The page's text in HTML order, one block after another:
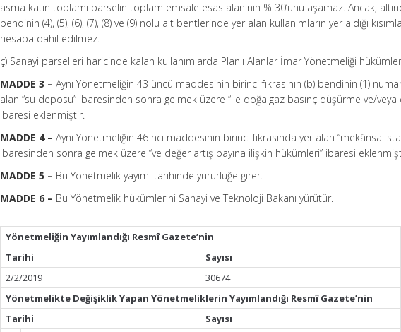
asma katın toplamı parselin toplam emsale esas alanının % 30’unu aşamaz. Ancak;
bendinin (4), (5), (6), (7), (8) ve (9) nolu alt bentlerinde yer alan kullanımların yer aldığı
hesaba dahil edilmez.
ç) Sanayi parselleri haricinde kalan kullanımlarda Planlı Alanlar İmar Yönetmeliği hükümleri
MADDE 3 – Aynı Yönetmeliğin 43 üncü maddesinin birinci fıkrasının (b) bendinin (1)
alan “su deposu” ibaresinden sonra gelmek üzere “ile doğalgaz basınç düşürme ve/
ibaresi eklenmiştir.
MADDE 4 – Aynı Yönetmeliğin 46 ncı maddesinin birinci fıkrasında yer alan “mekânsal
ibaresinden sonra gelmek üzere “ve değer artış payına ilişkin hükümleri” ibaresi
MADDE 5 – Bu Yönetmelik yayımı tarihinde yürürlüğe girer.
MADDE 6 – Bu Yönetmelik hükümlerini Sanayi ve Teknoloji Bakanı yürütür.
Yönetmeliğin Yayımlandığı Resmî Gazete’nin
Tarihi
Sayısı
2/2/2019
30674
Yönetmelikte Değişiklik Yapan Yönetmeliklerin Yayımlandığı Resmî Gazete’nin
Tarihi
Sayısı